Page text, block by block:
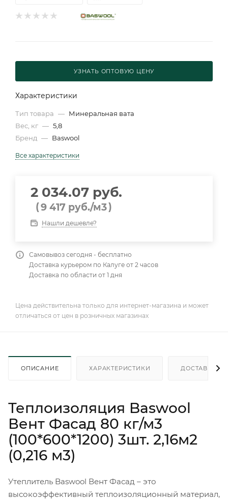
УЗНАТЬ ОПТОВУЮ ЦЕНУ
Характеристики
Тип товара — Минеральная вата
Вес, кг — 5,8
Бренд — Baswool
Все характеристики
2 034.07 руб.
(9 417 руб./м3)
Нашли дешевле?
Самовывоз сегодня - бесплатно
Доставка курьером по Калуге от 2 часов
Доставка по области от 1 дня
Цена действительна только для интернет-магазина и может
отличаться от цен в розничных магазинах
ОПИСАНИЕ ХАРАКТЕРИСТИКИ ДОСТАВКА
Теплоизоляция Baswool
Вент Фасад 80 кг/м3
(100*600*1200) 3шт. 2,16м2
(0,216 м3)
Утеплитель Baswool Вент Фасад – это
высокоэффективный теплоизоляционный материал,